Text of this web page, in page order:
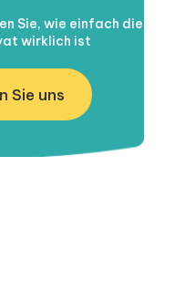
Sie, wie einfach die
wirklich ist
Sie uns